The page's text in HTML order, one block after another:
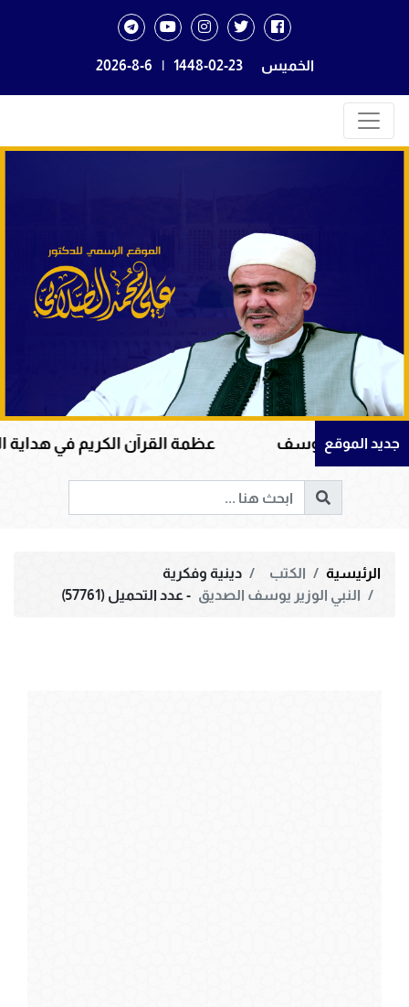
الخميس 1448-02-23
|
2026-8-6
جديد الموقع
يوسف عظمة القرآن الكريم في هداية القلوب
الرئيسية الكتب
دينية وفكرية
النبي الوزير يوسف الصديق - عدد التحميل (57761)